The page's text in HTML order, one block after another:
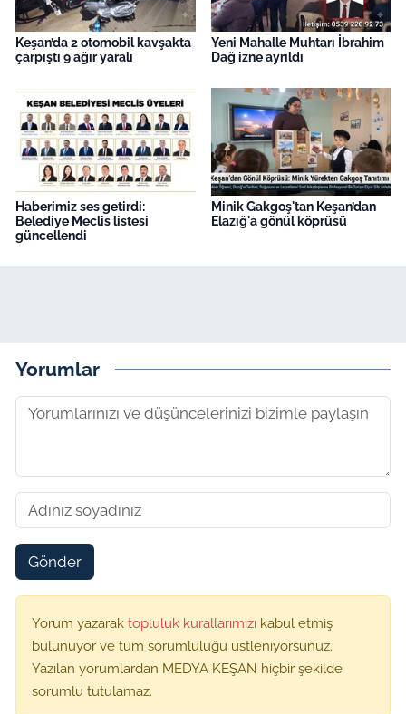
Keşan’da 2 otomobil kavşakta
çarpıştı 9 ağır yaralı
Yeni Mahalle Muhtarı İbrahim
Dağ izne ayrıldı
Haberimiz ses getirdi:
Belediye Meclis listesi
güncellendi
Minik Gakgoş'tan Keşan’dan
Elazığ'a gönül köprüsü
Yorumlar
Gönder
Yorum yazarak topluluk kurallarımızı kabul etmiş
bulunuyor ve tüm sorumluluğu üstleniyorsunuz.
Yazılan yorumlardan MEDYA KEŞAN hiçbir şekilde
sorumlu tutulamaz.